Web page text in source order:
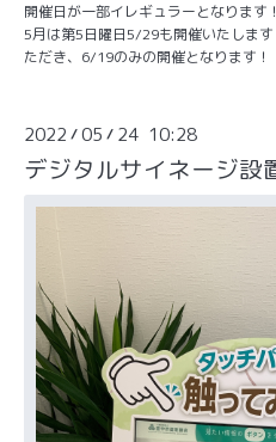
開催日が一部イレギュラーとなります！
5月は第5日曜日5/29も開催いたしま
ただき、6/19のみの開催となります！
2022 /05 / 24 10:28
デジタルサイネージ設